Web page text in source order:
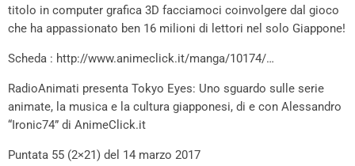
titolo in computer grafica 3D facciamoci coinvolgere dal gioco
che ha appassionato ben 16 milioni di lettori nel solo Giappone!
Scheda : http://www.animeclick.it/manga/10174/…
RadioAnimati presenta Tokyo Eyes: Uno sguardo sulle serie
animate, la musica e la cultura giapponesi, di e con Alessandro
“Ironic74” di AnimeClick.it
Puntata 55 (2×21) del 14 marzo 2017